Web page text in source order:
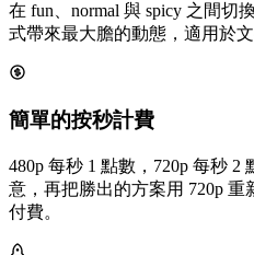
在 fun、normal 與 spicy 之間切
式帶來最大膽的動態，適用於文
簡單的按秒計費
480p 每秒 1 點數，720p 每秒 2
意，再把勝出的方案用 720p
付費。